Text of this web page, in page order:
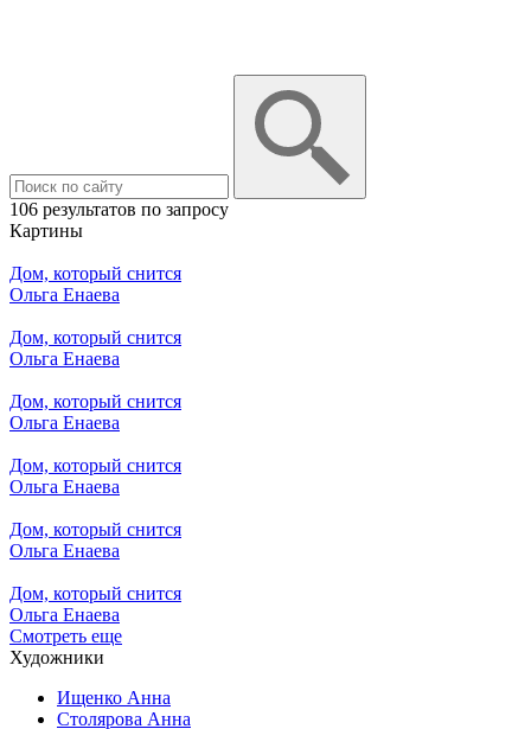
106 результатов по запросу
Картины
Дом, который снится
Ольга Енаева
Дом, который снится
Ольга Енаева
Дом, который снится
Ольга Енаева
Дом, который снится
Ольга Енаева
Дом, который снится
Ольга Енаева
Дом, который снится
Ольга Енаева
Смотреть еще
Художники
Ищенко Анна
Столярова Анна